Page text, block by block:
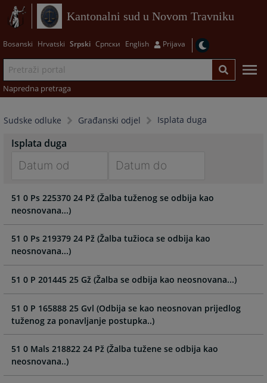
Kantonalni sud u Novom Travniku
Bosanski Hrvatski Srpski Српски English Prijava
Napredna pretraga
Sudske odluke Građanski odjel Isplata duga
Isplata duga
forward
to
interact
with
the
calendar
and
a
date.
question
forward
interact
with
calendar
and
a
date.
Press
the
question
51 0 Ps 225370 24 Pž (Žalba tuženog se odbija kao
neosnovana...)
51 0 Ps 219379 24 Pž (Žalba tužioca se odbija kao
neosnovana...)
51 0 P 201445 25 Gž (Žalba se odbija kao neosnovana...)
51 0 P 165888 25 Gvl (Odbija se kao neosnovan prijedlog
tuženog za ponavljanje postupka..)
51 0 Mals 218822 24 Pž (Žalba tužene se odbija kao
neosnovana..)